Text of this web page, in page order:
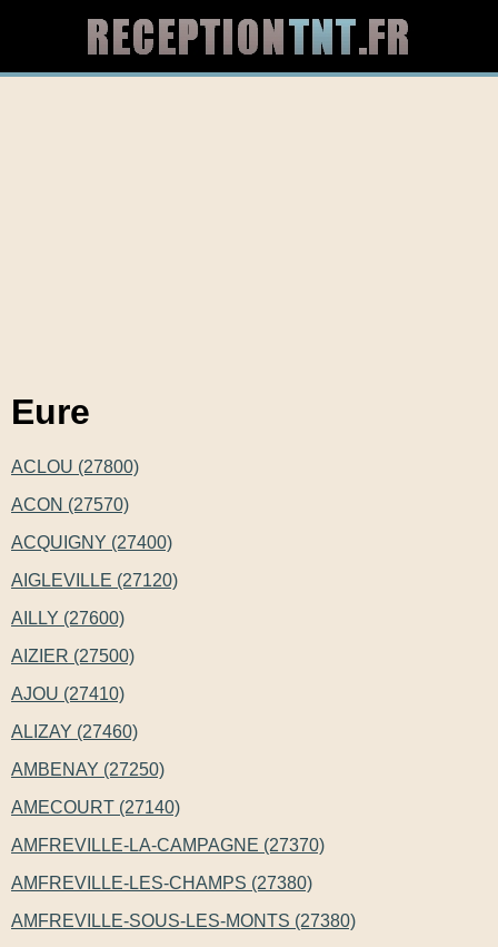
Eure
ACLOU (27800)
ACON (27570)
ACQUIGNY (27400)
AIGLEVILLE (27120)
AILLY (27600)
AIZIER (27500)
AJOU (27410)
ALIZAY (27460)
AMBENAY (27250)
AMECOURT (27140)
AMFREVILLE-LA-CAMPAGNE (27370)
AMFREVILLE-LES-CHAMPS (27380)
AMFREVILLE-SOUS-LES-MONTS (27380)